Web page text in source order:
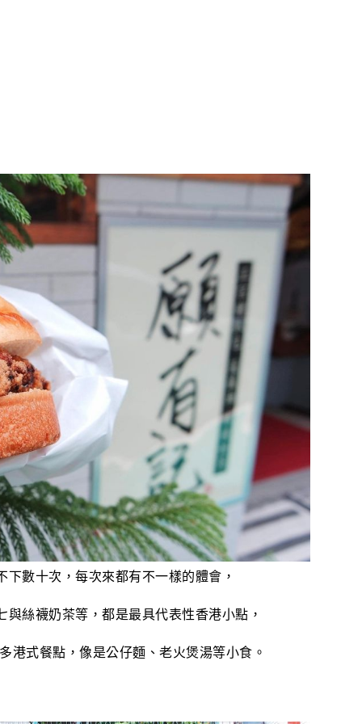
數十次，每次來都有不一樣的體會，
絲襪奶茶等，都是最具代表性香港小點，
港式餐點，像是公仔麵、老火煲湯等小食。